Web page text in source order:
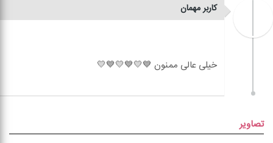
کاربر مهمان
تصاویر